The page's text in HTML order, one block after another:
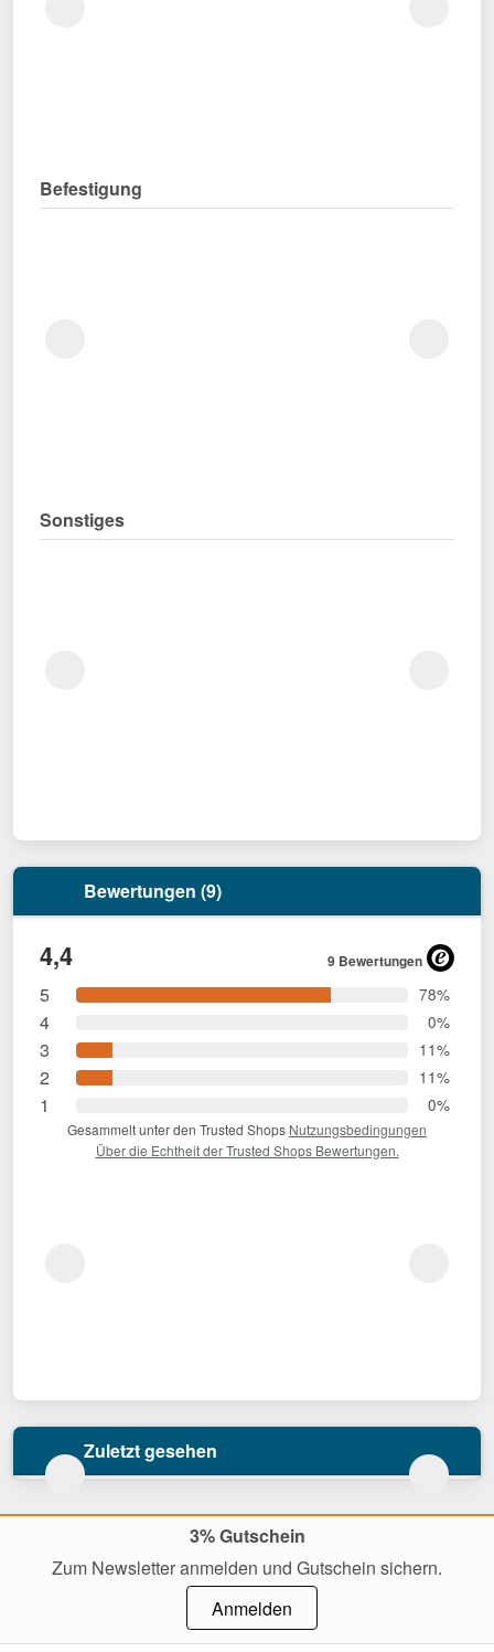
Befestigung
Sonstiges
Bewertungen (9)
4,4 9 Bewertungen
5 78%
4 0%
3 11%
2 11%
1 0%
Gesammelt unter den Trusted Shops Nutzungsbedingungen
Über die Echtheit der Trusted Shops Bewertungen.
Zuletzt gesehen
3% Gutschein
Zum Newsletter anmelden und Gutschein sichern.
Anmelden